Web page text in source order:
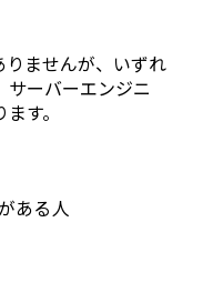
りませんが、いずれ
サーバーエンジニ
す。
ある人